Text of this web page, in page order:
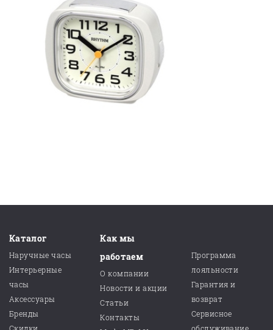
Каталог
Наручные часы
Интерьерные
часы
Аксессуары
Бренды
Как мы
работаем
О компании
Новости и акции
Статьи
Контакты
Программа
лояльности
Гарантия и
возврат
Сервисное